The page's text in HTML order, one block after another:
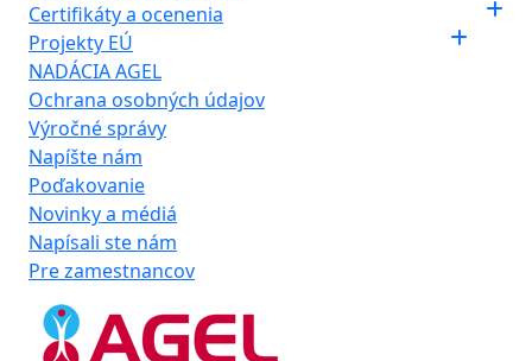
Certifikáty a ocenenia
Projekty EÚ
NADÁCIA AGEL
Ochrana osobných údajov
Výročné správy
Napíšte nám
Poďakovanie
Novinky a médiá
Napísali ste nám
Pre zamestnancov